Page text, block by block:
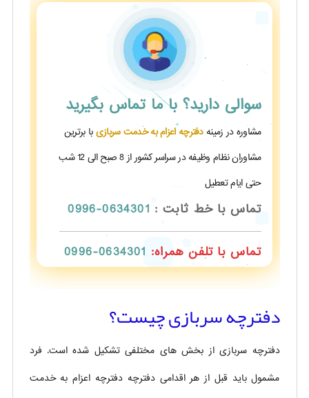
سوالی دارید؟ با ما تماس بگیرید
مشاوره در زمینهدفترچه اعزام به خدمت سربازیبا برترین
مشاوران نظام وظیفه در سراسر کشور از 8 صبح الی 12 شب
حتی ایام تعطیل
تماس با خط ثابت : 0634301-0996
تماس با تلفن همراه: 0634301-0996
دفترچه سربازی چیست؟
دفترچه سربازی از بخش های مختلفی تشکیل شده است. فرد
مشمول باید قبل از هر اقدامی دفترچه دفترچه اعزام به خدمت